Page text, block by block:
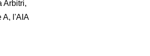
Arbitri,
A, l'AIA